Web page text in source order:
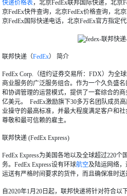
快递价格表，北京FedEx联邦国际快递，北京
京FedEx快件查询，北京FedEx价格查询，北
京FedEx国际快递电话，北京FedEx官方指定
联邦快递（FedEx） 简介
FedEx Corp.（纽约证券交易所：FDX）为全
商业服务的广泛服务组合。作为一个久负盛
和协调管理的运营模式，提供了一套综合的
亿美元。 FedEx激励旗下30多万名团队成员
业操守的最高标准，并最大程度满足客户和
尊敬和最可信赖的雇主。
联邦快递 (FedEx Express)
FedEx Express为美国各地以及全球超过220
务。FedEx Express设有环球航空及陆运网络
运送有严格时间要求的货件，而且确保准时送
自2020年1月20日起，联邦快递将针对符合